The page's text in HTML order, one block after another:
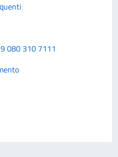
080 310 7111